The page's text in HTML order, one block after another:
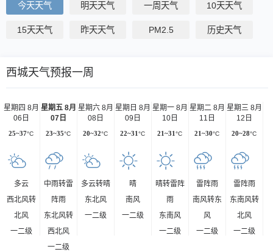
今天天气 明天天气 一周天气 10天天气
15天天气 昨天天气 PM2.5 历史天气
西城天气预报一周
星期四 8月
06日
25~37°C
多云
西北风转
北风
一二级
星期五 8月
07日
23~35°C
中雨转雷
阵雨
东北风转
西北风
一二级
星期六 8月
08日
20~32°C
多云转晴
东北风
一二级
星期日 8月
09日
22~31°C
晴
南风
一二级
星期一 8月
10日
21~31°C
晴转雷阵
雨
东南风
一二级
星期二 8月
11日
21~30°C
雷阵雨
南风转东
风
一二级
星期三 8月
12日
20~28°C
雷阵雨
东南风转
北风
一二级